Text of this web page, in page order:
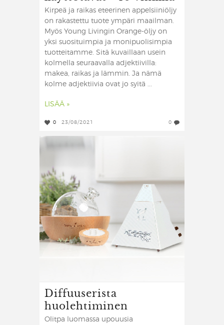
Kirpeä ja raikas eteerinen appelsiiniöljy
on rakastettu tuote ympäri maailman.
Myös Young Livingin Orange-öljy on
yksi suosituimpia ja monipuolisimpia
tuotteitamme. Sitä kuvaillaan usein
kolmella seuraavalla adjektiivilla:
makea, raikas ja lämmin. Ja nämä
kolme adjektiivia ovat jo syitä ...
LISÄÄ »
0 23/08/2021 0
Diffuuserista
huolehtiminen
Olitpa luomassa upouusia